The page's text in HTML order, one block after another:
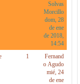
Solvas
Morcillo
dom, 28
de ene
de 2018,
14:54
1
Fernand
o Agudo
mié, 24
de ene